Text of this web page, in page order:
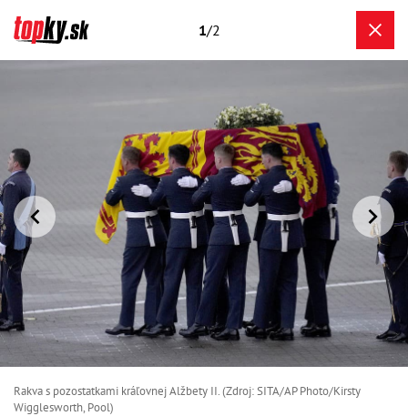
1/2
Rakva s pozostatkami kráľovnej Alžbety II. (Zdroj: SITA/AP Photo/Kirsty
Wigglesworth, Pool)